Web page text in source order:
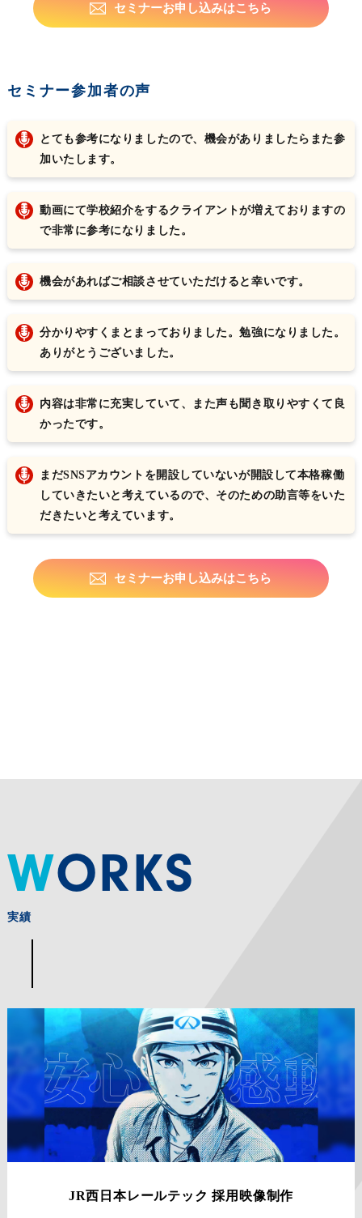
セミナーお申し込みはこちら
セミナー参加者の声
とても参考になりましたので、機会がありましたらまた参
加いたします。
動画にて学校紹介をするクライアントが増えておりますの
で非常に参考になりました。
機会があればご相談させていただけると幸いです。
分かりやすくまとまっておりました。勉強になりました。
ありがとうございました。
内容は非常に充実していて、また声も聞き取りやすくて良
かったです。
まだSNSアカウントを開設していないが開設して本格稼働
していきたいと考えているので、そのための助言等をいた
だきたいと考えています。
セミナーお申し込みはこちら
WORKS
実績
JR西日本レールテック 採用映像制作